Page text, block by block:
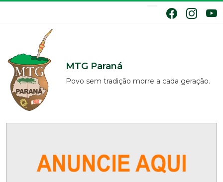
MTG Paraná
Povo sem tradição morre a cada geração.